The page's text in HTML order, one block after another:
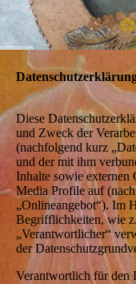
Diese
und Zweck der
(nachfolgend kurz
und der mit ihm
Inhalte sowie externen
Media Profile auf
„Onlineangebot“). Im
Begrifflichkeiten, wie
„Verantwortlicher“
der
Verantwortlich für den